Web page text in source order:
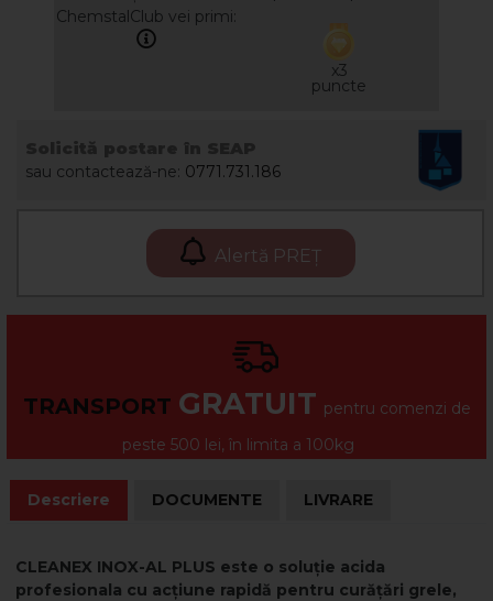
ChemstalClub vei primi:
x3
puncte
sau contactează-ne: 0771.731.186
Alertă PREȚ
TRANSPORT GRATUIT pentru comenzi de
peste 500 lei, în limita a 100kg
Descriere DOCUMENTE LIVRARE
CLEANEX INOX-AL PLUS este o soluție acida
profesionala cu acțiune rapidă pentru curățări grele,